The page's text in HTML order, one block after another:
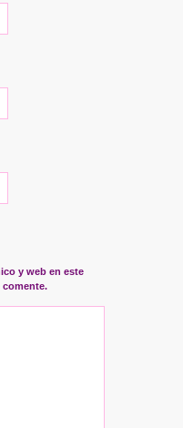
y web en este
comente.